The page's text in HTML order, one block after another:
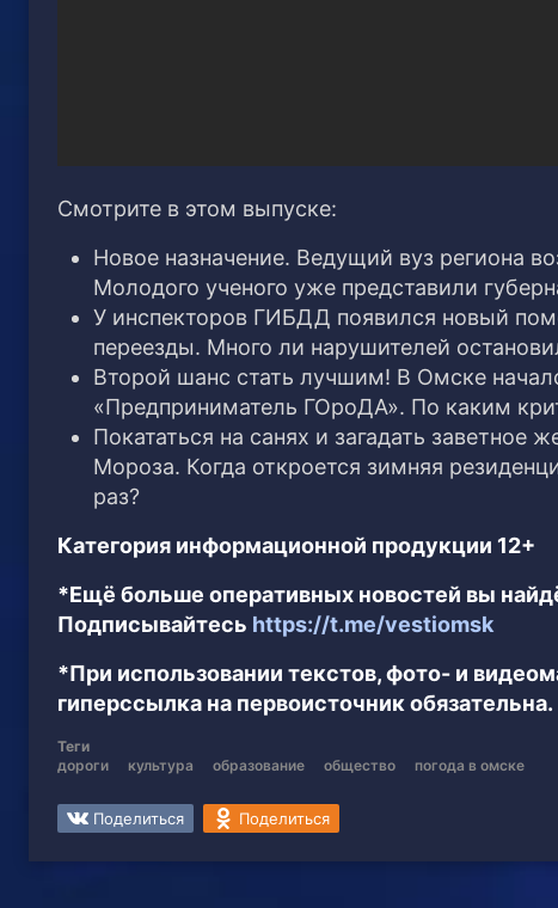
Смотрите в этом выпуске:
Новое назначение. Ведущий вуз региона
Молодого ученого уже представили
У инспекторов ГИБДД появился новый
переезды. Много ли нарушителей
Второй шанс стать лучшим! В Омске
«Предприниматель ГОроДА». По каким
Покататься на санях и загадать заветное
Мороза. Когда откроется зимняя
раз?
Категория информационной продукции 12+
*Ещё больше оперативных новостей вы
Подписывайтесь https://t.me/vestiomsk
*При использовании текстов, фото- и
гиперссылка на первоисточник обязательна.
Теги
дороги
культура образование общество погода в омске
Поделиться Поделиться